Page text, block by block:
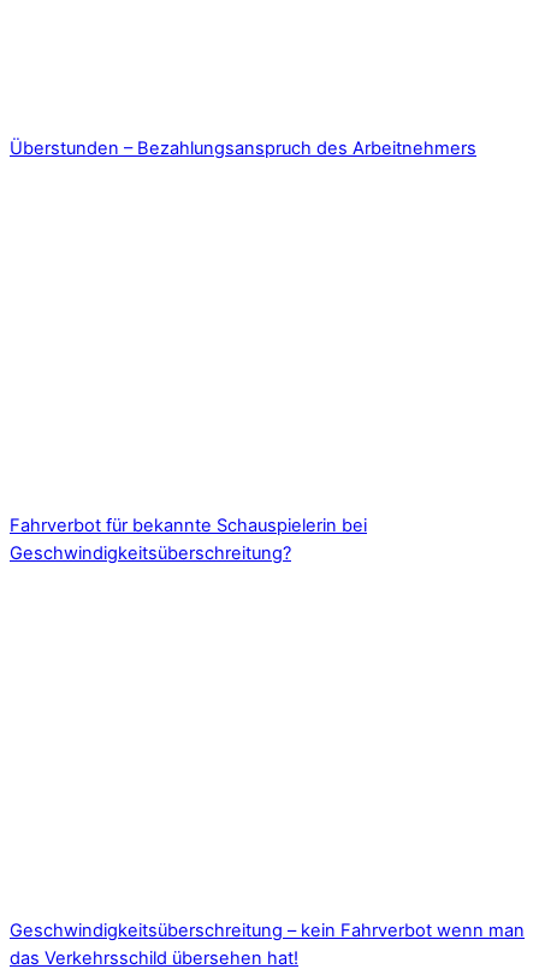
Überstunden – Bezahlungsanspruch des Arbeitnehmers
Fahrverbot für bekannte Schauspielerin bei
Geschwindigkeitsüberschreitung?
Geschwindigkeitsüberschreitung – kein Fahrverbot wenn man
das Verkehrsschild übersehen hat!